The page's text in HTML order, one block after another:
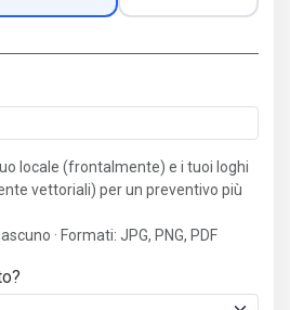
locale (frontalmente) e i tuoi loghi
vettoriali) per un preventivo più
· Formati: JPG, PNG, PDF